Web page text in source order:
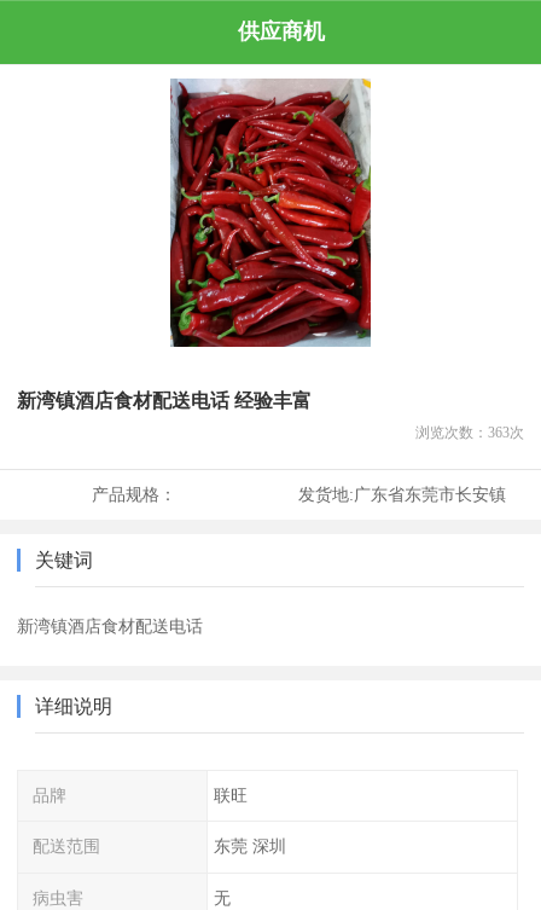
供应商机
新湾镇酒店食材配送电话 经验丰富
浏览次数： 363次
产品规格： 发货地:广东省东莞市长安镇
关键词
新湾镇酒店食材配送电话
详细说明
品牌 联旺
配送范围 东莞 深圳
病虫害 无